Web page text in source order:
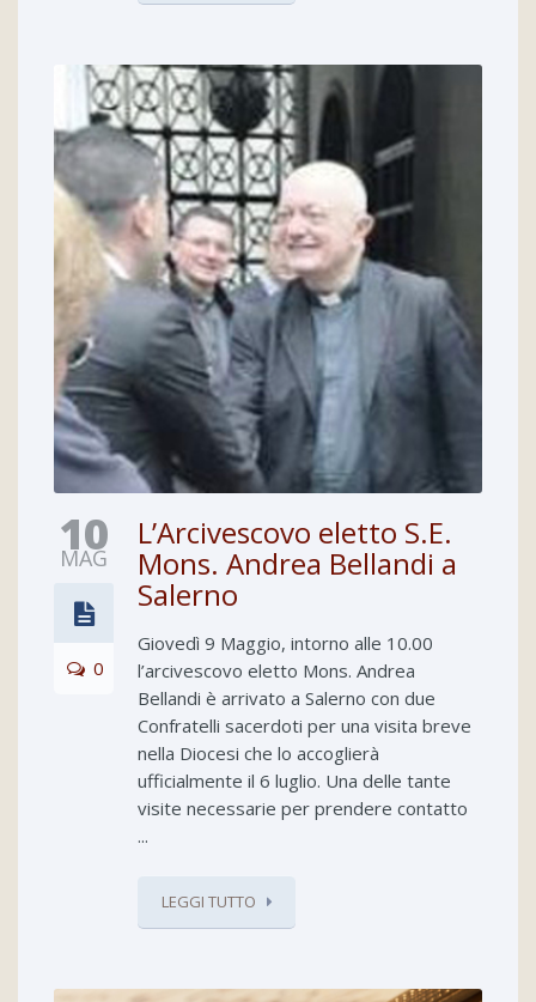
10
MAG
0
L’Arcivescovo eletto S.E.
Mons. Andrea Bellandi a
Salerno
Giovedì 9 Maggio, intorno alle 10.00
l’arcivescovo eletto Mons. Andrea
Bellandi è arrivato a Salerno con due
Confratelli sacerdoti per una visita breve
nella Diocesi che lo accoglierà
ufficialmente il 6 luglio. Una delle tante
visite necessarie per prendere contatto
...
LEGGI TUTTO